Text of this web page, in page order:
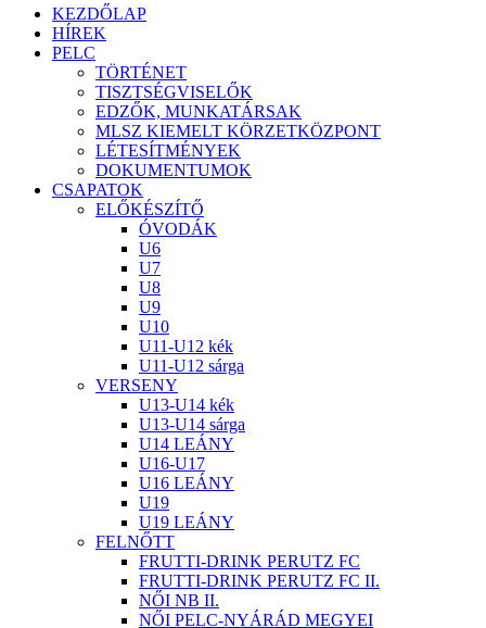
KEZDŐLAP
HÍREK
PELC
TÖRTÉNET
TISZTSÉGVISELŐK
EDZŐK, MUNKATÁRSAK
MLSZ KIEMELT KÖRZETKÖZPONT
LÉTESÍTMÉNYEK
DOKUMENTUMOK
CSAPATOK
ELŐKÉSZÍTŐ
ÓVODÁK
U6
U7
U8
U9
U10
U11-U12 kék
U11-U12 sárga
VERSENY
U13-U14 kék
U13-U14 sárga
U14 LEÁNY
U16-U17
U16 LEÁNY
U19
U19 LEÁNY
FELNŐTT
FRUTTI-DRINK PERUTZ FC
FRUTTI-DRINK PERUTZ FC II.
NŐI NB II.
NŐI PELC-NYÁRÁD MEGYEI